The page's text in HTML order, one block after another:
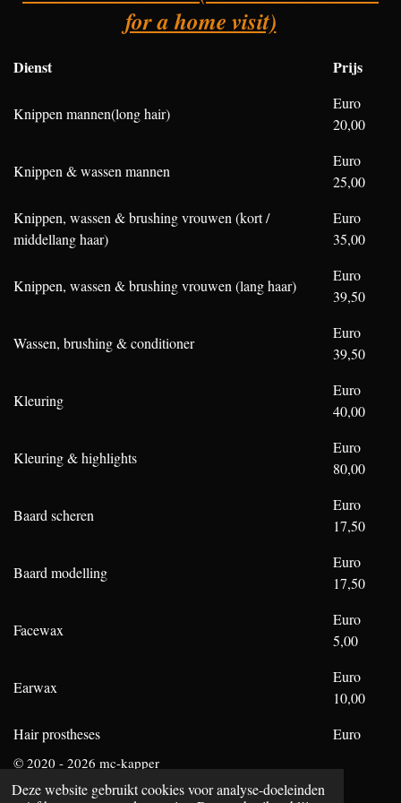
Deze website gebruikt cookies voor analyse-doeleinden
5
t
r
n
r
e
n n n
r
n
for a home visit)
Dienst Prijs
Knippen mannen(long hair)
Euro
20,00
Knippen & wassen mannen
Euro
25,00
Knippen, wassen & brushing vrouwen (kort /
middellang haar)
Euro
35,00
Knippen, wassen & brushing vrouwen (lang haar)
Euro
39,50
Wassen, brushing & conditioner
Euro
39,50
Kleuring
Euro
40,00
Kleuring & highlights
Euro
80,00
Baard scheren
Euro
17,50
Baard modelling
Euro
17,50
Facewax
Euro
5,00
Earwax
Euro
10,00
Hair prostheses
Euro
© 2020 - 2026 mc-kapper
Powered byJouwWeb